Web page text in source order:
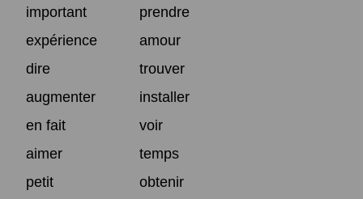
important
prendre
expérience
amour
dire
trouver
augmenter
installer
en fait
voir
aimer
temps
petit
obtenir